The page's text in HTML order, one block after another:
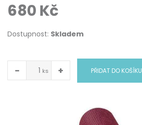
680 Kč
Dostupnost: Skladem
− ks + PŘIDAT DO KOŠÍKU